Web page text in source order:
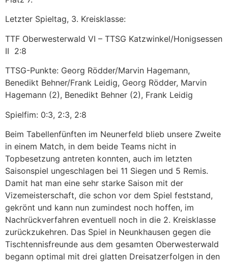
Letzter Spieltag, 3. Kreisklasse:
TTF Oberwesterwald VI – TTSG Katzwinkel/Honigsessen
II 2:8
TTSG-Punkte: Georg Rödder/Marvin Hagemann,
Benedikt Behner/Frank Leidig, Georg Rödder, Marvin
Hagemann (2), Benedikt Behner (2), Frank Leidig
Spielfim: 0:3, 2:3, 2:8
Beim Tabellenfünften im Neunerfeld blieb unsere Zweite
in einem Match, in dem beide Teams nicht in
Topbesetzung antreten konnten, auch im letzten
Saisonspiel ungeschlagen bei 11 Siegen und 5 Remis.
Damit hat man eine sehr starke Saison mit der
Vizemeisterschaft, die schon vor dem Spiel feststand,
gekrönt und kann nun zumindest noch hoffen, im
Nachrückverfahren eventuell noch in die 2. Kreisklasse
zurückzukehren. Das Spiel in Neunkhausen gegen die
Tischtennisfreunde aus dem gesamten Oberwesterwald
begann optimal mit drei glatten Dreisatzerfolgen in den